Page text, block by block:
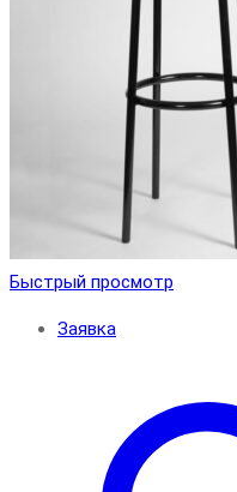
Быстрый просмотр
Заявка